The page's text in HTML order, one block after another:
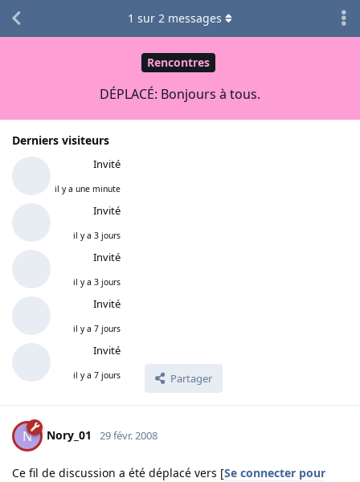
Rencontres
DÉPLACÉ: Bonjours à tous.
Derniers visiteurs
Invité
il y a une minute
Invité
il y a 3 jours
Invité
il y a 3 jours
Invité
il y a 7 jours
Invité
il y a 7 jours Partager
1 sur 2 messages
N Nory_01 29 févr. 2008
Ce fil de discussion a été déplacé vers [Se connecter pour